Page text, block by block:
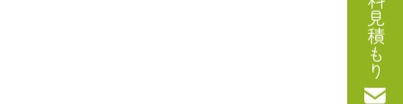
無料見積もり